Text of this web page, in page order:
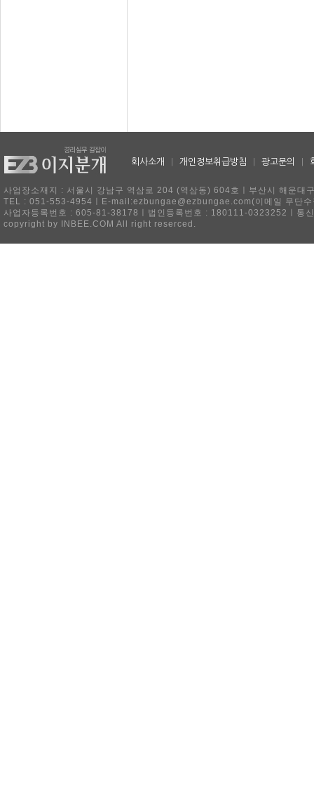
회사소개 개인정보취급방침 광고문의
사업장소재지 : 서울시 강남구 역삼로 204 (역삼동) 604호ㅣ부산시 해운
TEL : 051-553-4954ㅣE-mail:ezbungae@ezbungae.com(이메일 무단수
사업자등록번호 : 605-81-38178ㅣ법인등록번호 : 180111-0323252ㅣ통
copyright by INBEE.COM All right reserced.